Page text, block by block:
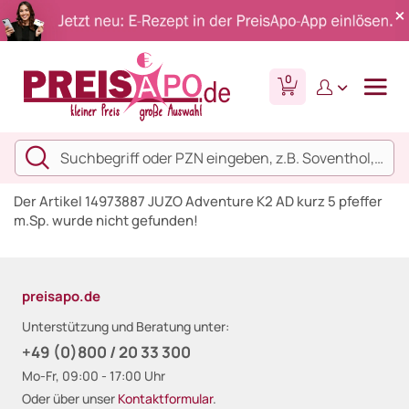
0
Der Artikel 14973887 JUZO Adventure K2 AD kurz 5 pfeffer
m.Sp. wurde nicht gefunden!
preisapo.de
Unterstützung und Beratung unter:
+49 (0)800 / 20 33 300
Mo-Fr, 09:00 - 17:00 Uhr
Oder über unser Kontaktformular.